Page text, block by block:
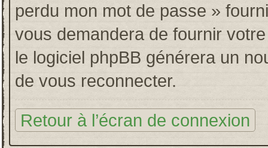
perdu mon mot de passe »
vous demandera de fournir
le logiciel phpBB générera un
de vous reconnecter.
Retour à l’écran de connexion